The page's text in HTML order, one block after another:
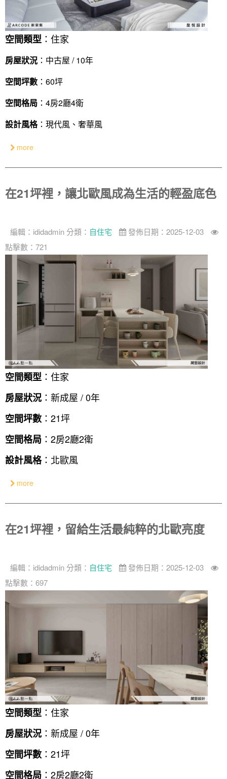
空間類型 ：住家
房屋狀況 ：中古屋 / 10年
空間坪數 ：60坪
空間格局 ：4房2廳4衛
設計風格：現代風、奢華風
more
在21坪裡，讓北歐風成為生活的輕盈底色
編輯： ididadmin 分類： 自住宅
發佈日期：2025-12-03
點擊數：721
空間類型 ：住家
房屋狀況 ：新成屋 / 0年
空間坪數 ：21坪
空間格局 ：2房2廳2衛
設計風格：北歐風
more
在21坪裡，留給生活最純粹的北歐亮度
編輯： ididadmin 分類： 自住宅
發佈日期：2025-12-03
點擊數：697
空間類型 ：住家
房屋狀況 ：新成屋 / 0年
空間坪數 ：21坪
空間格局 ：2房2廳2衛